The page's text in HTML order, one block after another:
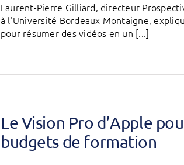
Laurent-Pierre Gilliard, directeur
à l'Université Bordeaux Montaigne,
pour résumer des vidéos en un [...]
Le Vision Pro d’Apple
budgets de formation